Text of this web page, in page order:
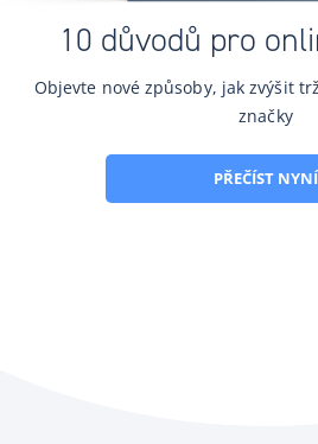
10 důvodů pro
Objevte nové způsoby, jak zvýšit
značky
PŘEČÍST NYNÍ